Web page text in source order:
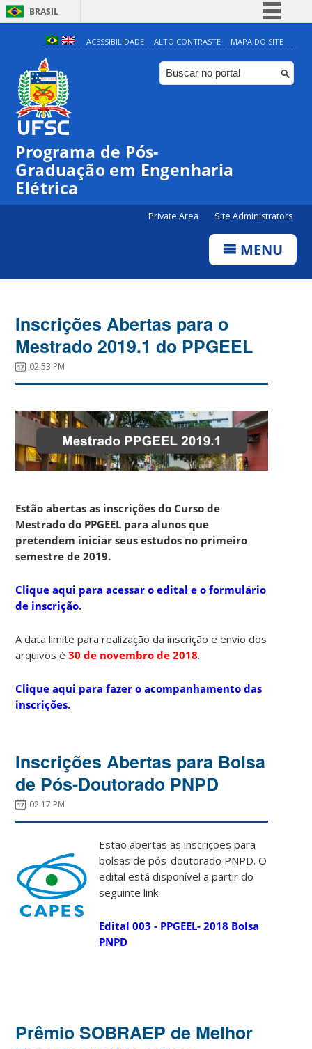
BRASIL
Simplifique!
Comunica BR
Participe
ACESSIBILIDADE ALTO CONTRASTE MAPA DO SITE
Programa de Pós-
Graduação em Engenharia
Elétrica
Private Area Site Administrators
MENU
Inscrições Abertas para o
Mestrado 2019.1 do PPGEEL
02:53 PM
Estão abertas as inscrições do Curso de
Mestrado do PPGEEL para alunos que
pretendem iniciar seus estudos no primeiro
semestre de 2019.
Clique aqui para acessar o edital e o formulário
de inscrição.
A data limite para realização da inscrição e envio dos
arquivos é30de novembro de 2018.
Clique aqui para fazer o acompanhamento das
inscrições.
Inscrições Abertas para Bolsa
de Pós-Doutorado PNPD
02:17 PM
Estão abertas as inscrições para
bolsas de pós-doutorado PNPD. O
edital está disponível a partir do
seguinte link:
Edital 003 - PPGEEL- 2018 Bolsa
PNPD
Prêmio SOBRAEP de Melhor